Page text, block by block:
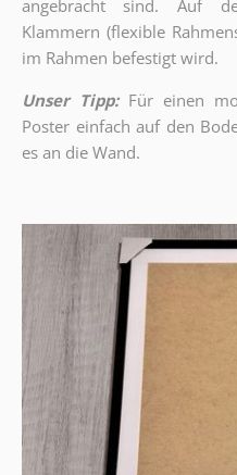
angebracht sind.
Auf
Klammern (flexible
im Rahmen befestigt wird.
Unser Tipp: Für einen
Poster einfach auf den
es an die Wand.